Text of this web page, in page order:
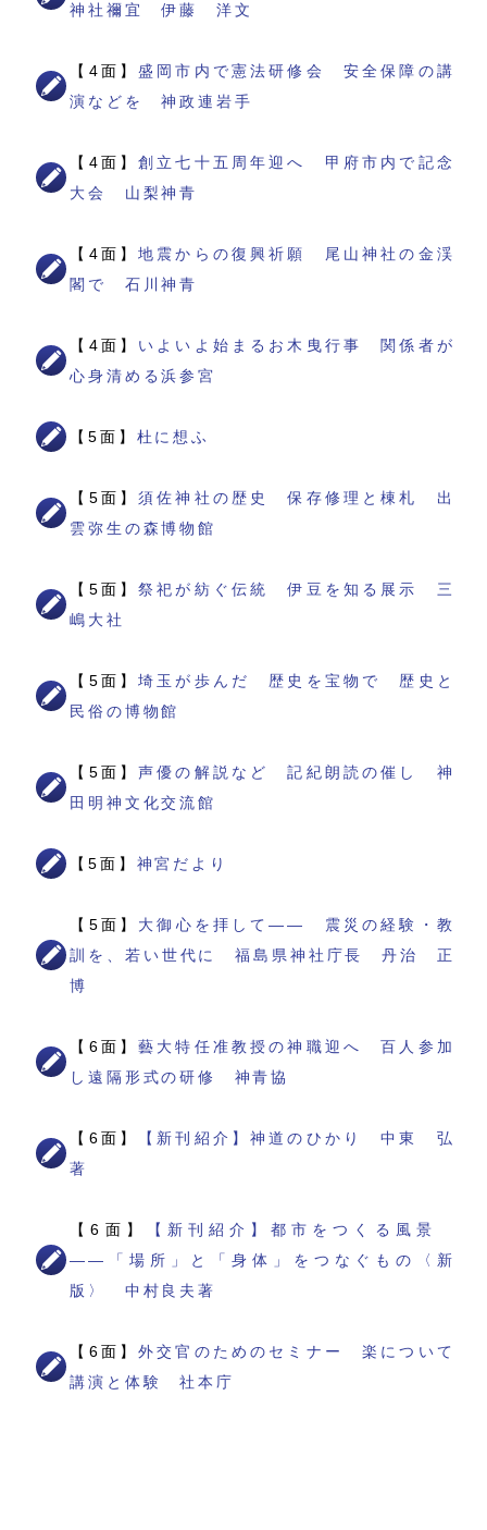
神社禰宜 伊藤 洋文
【4面】盛岡市内で憲法研修会 安全保障の講
演などを 神政連岩手
【4面】創立七十五周年迎へ 甲府市内で記念
大会 山梨神青
【4面】地震からの復興祈願 尾山神社の金渓
閣で 石川神青
【4面】 いよいよ始まるお木曳行事 関係者が
心身清める浜参宮
【5面】 杜に想ふ
【5面】須佐神社の歴史 保存修理と棟札 出
雲弥生の森博物館
【5面】祭祀が紡ぐ伝統 伊豆を知る展示 三
嶋大社
【5面】埼玉が歩んだ 歴史を宝物で 歴史と
民俗の博物館
【5面】声優の解説など 記紀朗読の催し 神
田明神文化交流館
【5面】 神宮だより
【5面】 大御心を拝して―― 震災の経験・教
訓を、若い世代に 福島県神社庁長 丹治 正
博
【6面】藝大特任准教授の神職迎へ 百人参加
し遠隔形式の研修 神青協
【6面】
【新刊紹介】神道のひかり 中東 弘
著
【6面】
【新刊紹介】都市をつくる風景
――「場所」と「身体」をつなぐもの〈新
版〉 中村良夫著
【6面】外交官のためのセミナー 楽について
講演と体験 社本庁